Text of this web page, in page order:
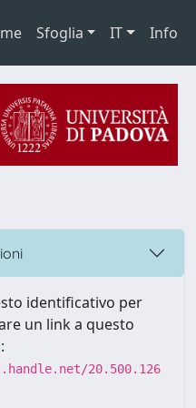
Sfoglia IT Info
identificativo per
un link a questo
20.500.126